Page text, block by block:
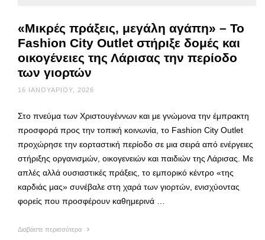
«Μικρές πράξεις, μεγάλη αγάπη» – Το
Fashion City Outlet στήριξε δομές και
οικογένειες της Λάρισας την περίοδο
των γιορτών
16 ΙΑΝΟΥΑΡΊΟΥ, 2026
Στο πνεύμα των Χριστουγέννων και με γνώμονα την έμπρακτη
προσφορά προς την τοπική κοινωνία, το Fashion City Outlet
προχώρησε την εορταστική περίοδο σε μια σειρά από ενέργειες
στήριξης οργανισμών, οικογενειών και παιδιών της Λάρισας. Με
απλές αλλά ουσιαστικές πράξεις, το εμπορικό κέντρο «της
καρδιάς μας» συνέβαλε στη χαρά των γιορτών, ενισχύοντας
φορείς που προσφέρουν καθημερινά …
Διαβάστε περισσότερα